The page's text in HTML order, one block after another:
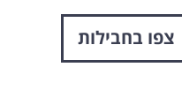
צפו בחבילות